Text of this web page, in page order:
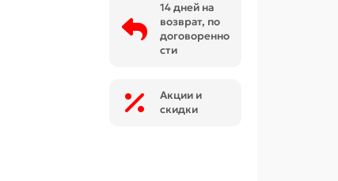
14 дней на
возврат, по
договоренно
сти
Акции и
скидки